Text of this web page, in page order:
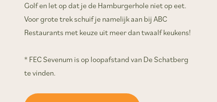
Golf en let op dat je de Hamburgerhole niet op eet.
Voor grote trek schuif je namelijk aan bij ABC
Restaurants met keuze uit meer dan twaalf keukens!
* FEC Sevenum is op loopafstand van De Schatberg
te vinden.